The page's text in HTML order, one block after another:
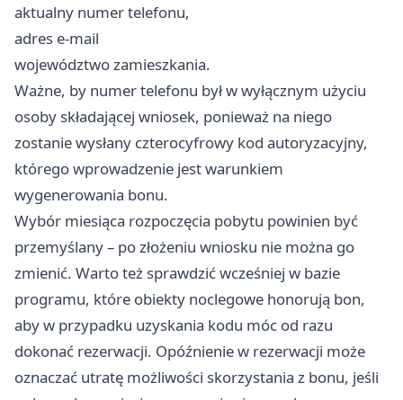
aktualny numer telefonu,
adres e-mail
województwo zamieszkania.
Ważne, by numer telefonu był w wyłącznym użyciu
osoby składającej wniosek, ponieważ na niego
zostanie wysłany czterocyfrowy kod autoryzacyjny,
którego wprowadzenie jest warunkiem
wygenerowania bonu.
Wybór miesiąca rozpoczęcia pobytu powinien być
przemyślany – po złożeniu wniosku nie można go
zmienić. Warto też sprawdzić wcześniej w bazie
programu, które obiekty noclegowe honorują bon,
aby w przypadku uzyskania kodu móc od razu
dokonać rezerwacji. Opóźnienie w rezerwacji może
oznaczać utratę możliwości skorzystania z bonu, jeśli